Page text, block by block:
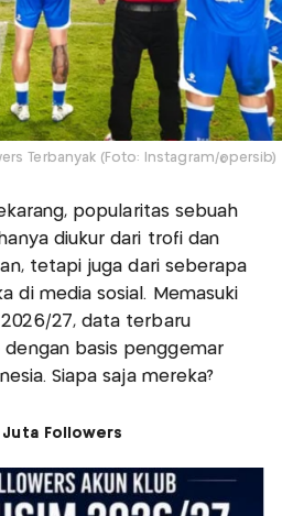
Terbanyak (Foto: Instagram/@persib)
popularitas sebuah
diukur dari trofi dan
tetapi juga dari seberapa
di media sosial. Memasuki
2026/27, data terbaru
basis penggemar
Siapa saja mereka?
Juta Followers